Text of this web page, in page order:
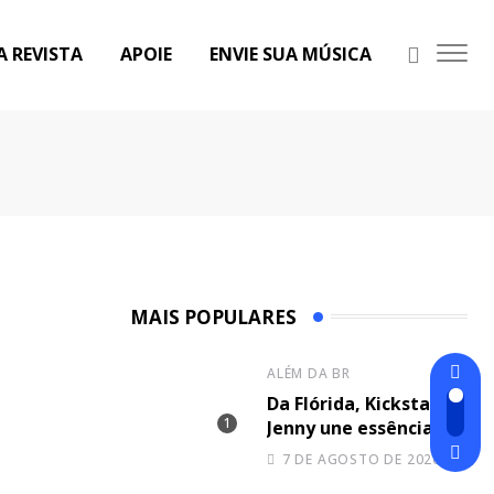
REVISTA APOIE ENVIE SUA MÚSICA
MAIS POPULARES
ALÉM DA BR
Da Flórida, Kickstand
Jenny une essência
dos Beatles e de
7 DE AGOSTO DE 2026